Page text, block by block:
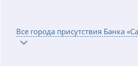
Все города присутствия Банка